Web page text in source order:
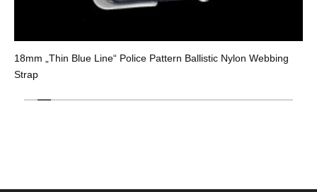
18mm „Thin Blue Line“ Police Pattern Ballistic Nylon Webbing
Strap